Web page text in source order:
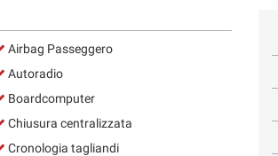
Airbag Passeggero
Autoradio
Boardcomputer
Chiusura centralizzata
Cronologia tagliandi